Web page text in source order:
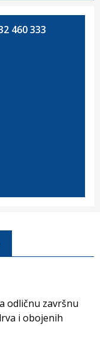
460 333
odličnu završnu
i obojenih